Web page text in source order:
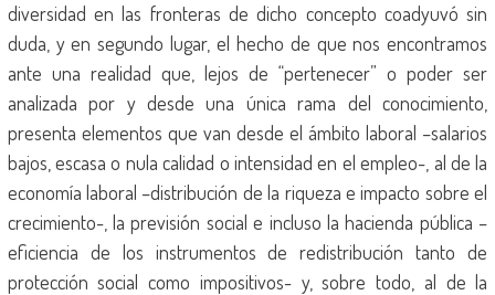
diversidad en las fronteras de dicho concepto coadyuvó sin
duda, y en segundo lugar, el hecho de que nos encontramos
ante una realidad que, lejos de “pertenecer” o poder ser
analizada por y desde una única rama del conocimiento,
presenta elementos que van desde el ámbito laboral –salarios
bajos, escasa o nula calidad o intensidad en el empleo-, al de la
economía laboral –distribución de la riqueza e impacto sobre el
crecimiento-, la previsión social e incluso la hacienda pública –
eficiencia de los instrumentos de redistribución tanto de
protección social como impositivos- y, sobre todo, al de la